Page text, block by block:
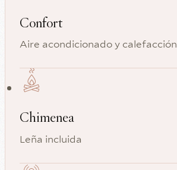
Confort
Aire acondicionado y calefacción
Chimenea
Leña incluida